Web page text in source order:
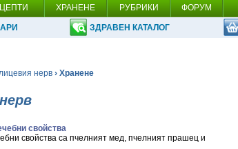
ХРАНЕНЕ РУБРИКИ ФОРУМ
ЗДРАВЕН КАТАЛОГ
нерв › Хранене
свойства
свойства са пчелният мед, пчелният прашец и